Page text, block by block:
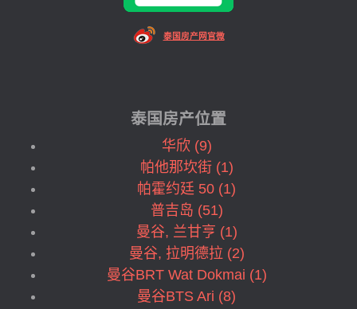
泰国房产网官微
泰国房产位置
华欣 (9)
帕他那坎街 (1)
帕霍约廷 50 (1)
普吉岛 (51)
曼谷, 兰甘亨 (1)
曼谷, 拉明德拉 (2)
曼谷BRT Wat Dokmai (1)
曼谷BTS Ari (8)